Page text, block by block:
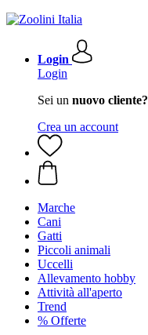
Login
Login
Sei un nuovo cliente?
Crea un account
Marche
Cani
Gatti
Piccoli animali
Uccelli
Allevamento hobby
Attività all'aperto
Trend
% Offerte